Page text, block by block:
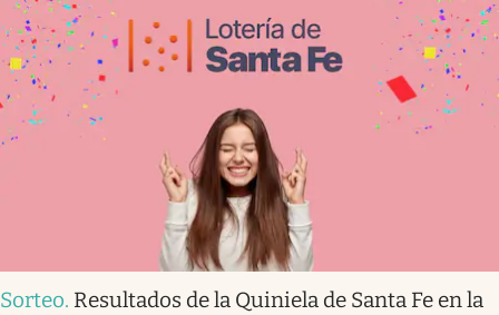
Sorteo. Resultados de la Quiniela de Santa Fe en la